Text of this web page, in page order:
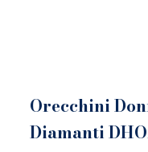
Orecchini
Diamanti